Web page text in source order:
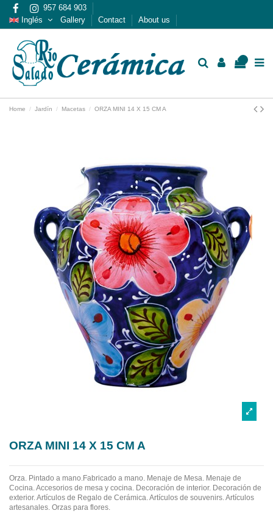
957 684 903
Inglés
Gallery Contact About us
Home Jardín Macetas ORZA MINI 14 X 15 CM A
ORZA MINI 14 X 15 CM A
Orza. Pintado a mano.Fabricado a mano. Menaje de Mesa. Menaje de
Cocina. Accesorios de mesa y cocina. Decoración de interior. Decoración de
exterior. Artículos de Regalo de Cerámica. Artículos de souvenirs. Artículos
artesanales. Orzas para flores.